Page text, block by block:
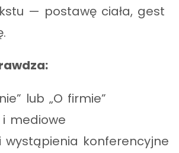
— postawę ciała, gest
lub „O firmie”
i mediowe
wystąpienia konferencyjne